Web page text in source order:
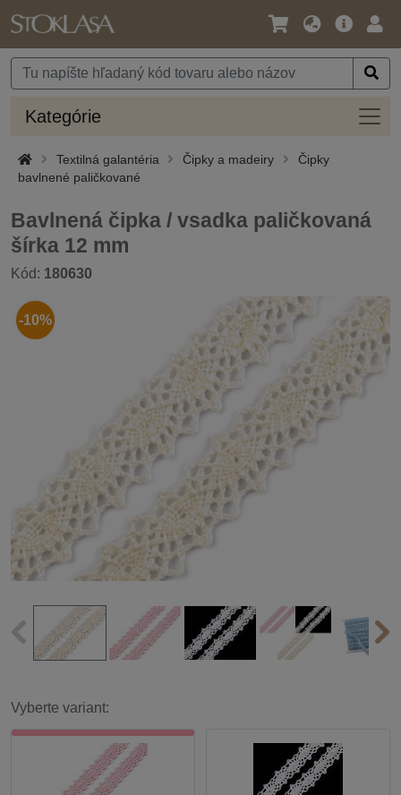
Jazyk
Mena
Hlavná
Kategórie
Textilná galantéria Čipky a madeiry
Čipky
bavlnené paličkované
Bavlnená čipka / vsadka paličkovaná
šírka 12 mm
Kód: 180630
-10%
Vyberte variant: